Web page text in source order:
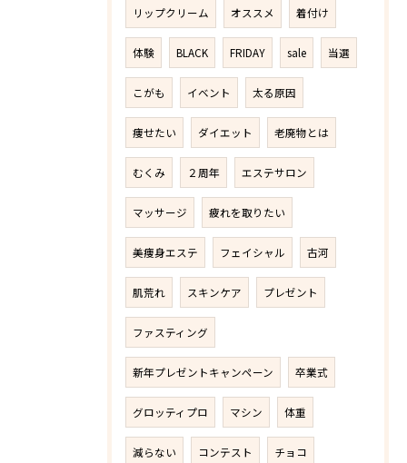
リップクリーム オススメ 着付け
体験 BLACK FRIDAY sale 当選
こがも イベント 太る原因
痩せたい ダイエット 老廃物とは
むくみ ２周年 エステサロン
マッサージ 疲れを取りたい
美痩身エステ フェイシャル 古河
肌荒れ スキンケア プレゼント
ファスティング
新年プレゼントキャンペーン 卒業式
グロッティプロ マシン 体重
減らない コンテスト チョコ